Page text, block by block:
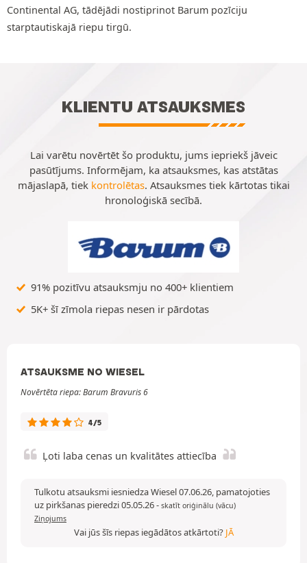
Continental AG, tādējādi nostiprinot Barum pozīciju
starptautiskajā riepu tirgū.
KLIENTU ATSAUKSMES
Lai varētu novērtēt šo produktu, jums iepriekš jāveic
pasūtījums. Informējam, ka atsauksmes, kas atstātas
mājaslapā, tiek kontrolētas. Atsauksmes tiek kārtotas tikai
hronoloģiskā secībā.
91% pozitīvu atsauksmju no 400+ klientiem
5K+ šī zīmola riepas nesen ir pārdotas
ATSAUKSME NO WIESEL
Novērtēta riepa: Barum Bravuris 6
4/5
Ļoti laba cenas un kvalitātes attiecība
Tulkotu atsauksmi iesniedza Wiesel 07.06.26, pamatojoties
uz pirkšanas pieredzi 05.05.26- skatīt oriģinālu (vācu)
Ziņojums
Vai jūs šīs riepas iegādātos atkārtoti? JĀ